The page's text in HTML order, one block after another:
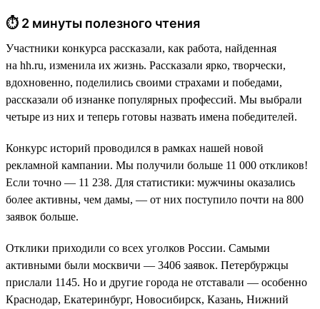
⏱ 2 минуты полезного чтения
Участники конкурса рассказали, как работа, найденная
на hh.ru, изменила их жизнь. Рассказали ярко, творчески,
вдохновенно, поделились своими страхами и победами,
рассказали об изнанке популярных профессий. Мы выбрали
четыре из них и теперь готовы назвать имена победителей.
Конкурс историй проводился в рамках нашей новой
рекламной кампании. Мы получили больше 11 000 откликов!
Если точно — 11 238. Для статистики: мужчины оказались
более активны, чем дамы, — от них поступило почти на 800
заявок больше.
Отклики приходили со всех уголков России. Самыми
активными были москвичи — 3406 заявок. Петербуржцы
прислали 1145. Но и другие города не отставали — особенно
Краснодар, Екатеринбург, Новосибирск, Казань, Нижний